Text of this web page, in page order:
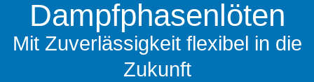
Dampf­phasen­löten
Mit Zuverlässigkeit flexibel in die
Zukunft